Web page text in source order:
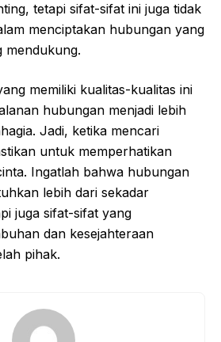
tetapi sifat-sifat ini juga tidak
menciptakan hubungan yang
mendukung.
memiliki kualitas-kualitas ini
hubungan menjadi lebih
Jadi, ketika mencari
untuk memperhatikan
Ingatlah bahwa hubungan
lebih dari sekadar
juga sifat-sifat yang
dan kesejahteraan
pihak.